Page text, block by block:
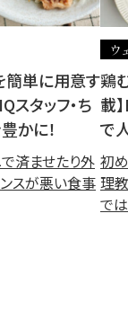
簡単に用意す
タッフ・ち
かに！
済ませたり外
スが悪い食事
ウ
鶏
載
で
初
理
で